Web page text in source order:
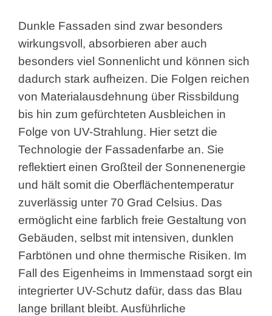
Dunkle Fassaden sind zwar besonders
wirkungsvoll, absorbieren aber auch
besonders viel Sonnenlicht und können sich
dadurch stark aufheizen. Die Folgen reichen
von Materialausdehnung über Rissbildung
bis hin zum gefürchteten Ausbleichen in
Folge von UV-Strahlung. Hier setzt die
Technologie der Fassadenfarbe an. Sie
reflektiert einen Großteil der Sonnenenergie
und hält somit die Oberflächentemperatur
zuverlässig unter 70 Grad Celsius. Das
ermöglicht eine farblich freie Gestaltung von
Gebäuden, selbst mit intensiven, dunklen
Farbtönen und ohne thermische Risiken. Im
Fall des Eigenheims in Immenstaad sorgt ein
integrierter UV-Schutz dafür, dass das Blau
lange brillant bleibt. Ausführliche